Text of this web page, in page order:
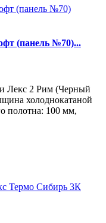
(панель №70)...
Лекс 2 Рим (Черный
холоднокатаной
полотна: 100 мм,